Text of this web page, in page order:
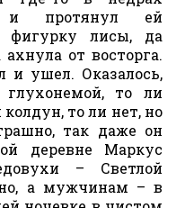
и протянул ей
фигурку лисы, да
от восторга.
ушел. Оказалось,
то ли
то ли нет, но
так даже он
деревне Маркус
– Светлой
а мужчинам – в